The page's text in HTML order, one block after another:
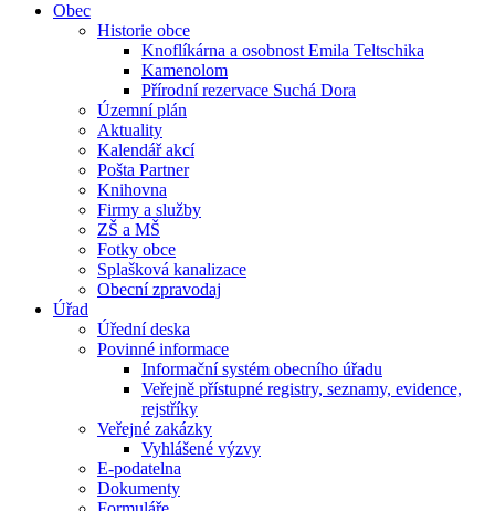
Obec
Historie obce
Knoflíkárna a osobnost Emila Teltschika
Kamenolom
Přírodní rezervace Suchá Dora
Územní plán
Aktuality
Kalendář akcí
Pošta Partner
Knihovna
Firmy a služby
ZŠ a MŠ
Fotky obce
Splašková kanalizace
Obecní zpravodaj
Úřad
Úřední deska
Povinné informace
Informační systém obecního úřadu
Veřejně přístupné registry, seznamy, evidence,
rejstříky
Veřejné zakázky
Vyhlášené výzvy
E-podatelna
Dokumenty